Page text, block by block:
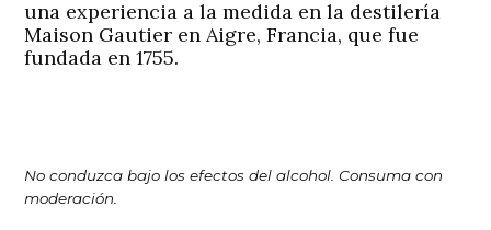
una experiencia a la medida en la destilería
Maison Gautier en Aigre, Francia, que fue
fundada en 1755.
No conduzca bajo los efectos del alcohol. Consuma con
moderación.